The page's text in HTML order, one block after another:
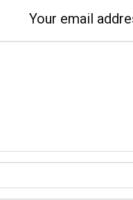
Your email